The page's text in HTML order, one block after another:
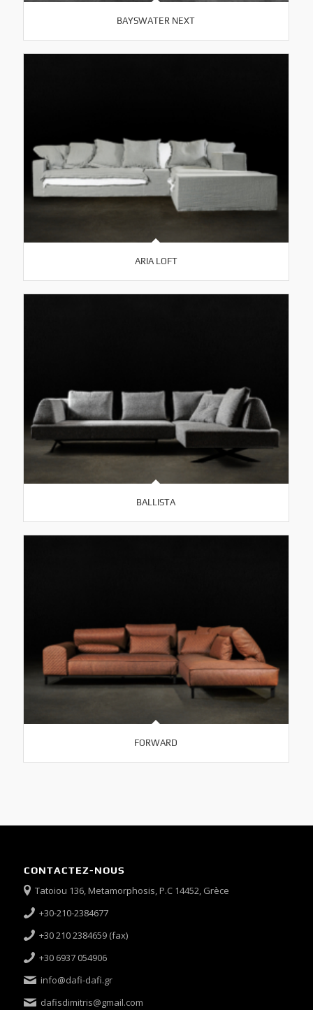
BAYSWATER NEXT
ARIA LOFT
BALLISTA
FORWARD
CONTACTEZ-NOUS
Tatoiou 136, Metamorphosis, P.C 14452, Grèce
+30-210-2384677
+30 210 2384659 (fax)
+30 6937 054906
info@dafi-dafi.gr
dafisdimitris@gmail.com